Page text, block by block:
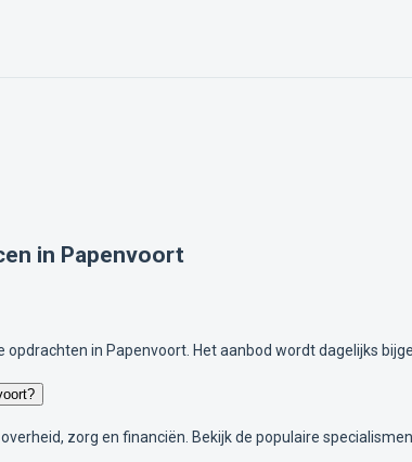
in Papenvoort
in Papenvoort. Het aanbod wordt dagelijks
zorg en financiën. Bekijk de populaire